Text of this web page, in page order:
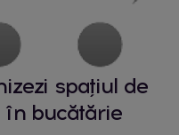
spațiul de
în bucătărie